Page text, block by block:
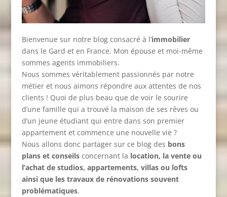
Bienvenue sur notre blog consacré à l’immobilier
dans le Gard et en France. Mon épouse et moi-même
sommes agents immobiliers.
Nous sommes véritablement passionnés par notre
métier et nous aimons répondre aux attentes de nos
clients ! Quoi de plus beau que de voir le sourire
d’une famille qui a trouvé la maison de ses rêves ou
d’un jeune étudiant qui entre dans son premier
appartement et commence une nouvelle vie ?
Nous allons donc partager sur ce blog des bons
plans et conseilsconcernant la location, la vente ou
l’achat de studios, appartements, villas ou lofts
ainsi que les travaux de rénovations souvent
problématiques.